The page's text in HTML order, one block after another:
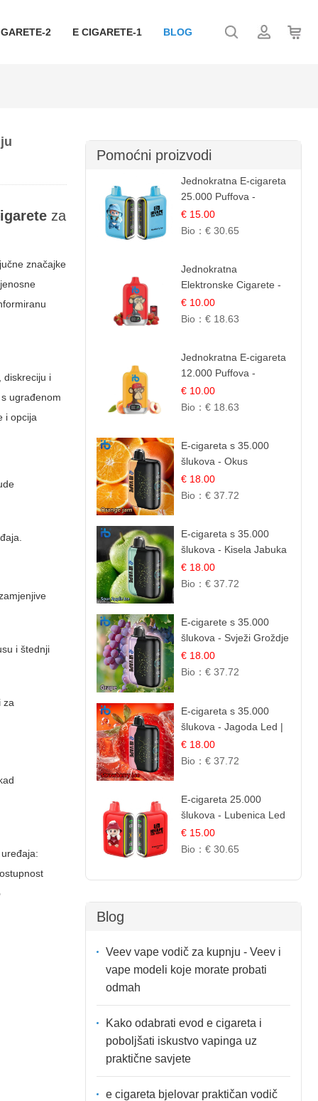
2 E CIGARETE-1 BLOG
za
značajke
diskreciju i
ugrađenom
i opcija
i štednji
za
Pomoćni proizvodi
Jednokratna E-cigareta
25.000 Puffova -
Jagodni Sladoled |
Kremasta Slatka Okus
€ 15.00
Bio： € 30.65
Jednokratna
Elektronske Cigarete -
Red Bull i Jagoda |
IBVape
€ 10.00
Bio： € 18.63
Jednokratna E-cigareta
12.000 Puffova -
Breskva i Voćni Sok |
Osježavajuća Voćna
€ 10.00
Bio： € 18.63
E-cigareta s 35.000
šlukova - Okus
Narančinog Džema |
Dugotrajno Iskustvo
€ 18.00
Bio： € 37.72
E-cigareta s 35.000
šlukova - Kisela Jabuka
Led | Osježavajući
Kiselo-Slatki Okus
€ 18.00
Bio： € 37.72
E-cigarete s 35.000
šlukova - Svježi Groždje
| Osježavajuća Voćna
Aroma
€ 18.00
Bio： € 37.72
E-cigareta s 35.000
šlukova - Jagoda Led |
Ohladivši i Osježavajući
Okus
€ 18.00
Bio： € 37.72
E-cigareta 25.000
šlukova - Lubenica Led
| Osježavajući Ljetni
Okus
€ 15.00
Bio： € 30.65
Blog
Veev vape vodič za kupnju - Veev i
vape modeli koje morate probati
odmah
Kako odabrati evod e cigareta i
poboljšati iskustvo vapinga uz
praktične savjete
e cigareta bjelovar praktičan vodič